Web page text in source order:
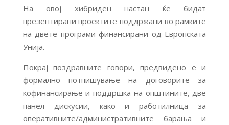
На овој хибриден настан ќе бидат
презентирани проектите поддржани во рамките
на двете програми финансирани од Европската
Унија.
Покрај поздравните говори, предвидено е и
формално потпишување на договорите за
кофинансирање и поддршка на општините, две
панел дискусии, како и работилница за
оперативните/административните барања и